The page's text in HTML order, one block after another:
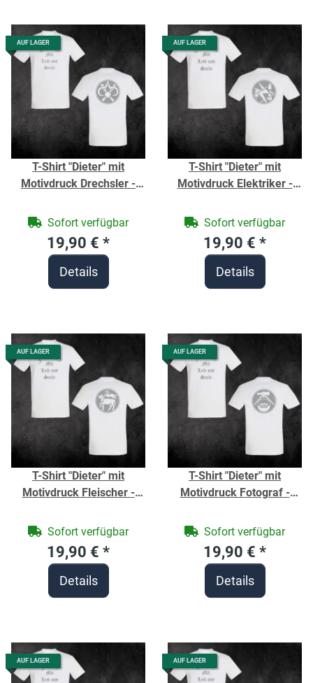
AUF LAGER
T-Shirt "Dieter" mit
Motivdruck Drechsler -
Handwerker -
Sofort verfügbar
19,90 € *
Details
AUF LAGER
T-Shirt "Dieter" mit
Motivdruck Elektriker -
Handwerker -
Sofort verfügbar
19,90 € *
Details
AUF LAGER
T-Shirt "Dieter" mit
Motivdruck Fleischer -
Handwerker -
Sofort verfügbar
19,90 € *
Details
AUF LAGER
T-Shirt "Dieter" mit
Motivdruck Fotograf -
Handwerker -
Sofort verfügbar
19,90 € *
Details
AUF LAGER AUF LAGER